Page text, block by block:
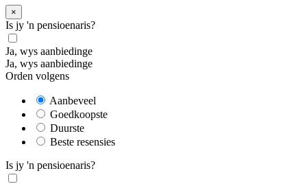
×
Is jy 'n pensioenaris?
Ja, wys aanbiedinge
Ja, wys aanbiedinge
Orden volgens
Aanbeveel
Goedkoopste
Duurste
Beste resensies
Is jy 'n pensioenaris?